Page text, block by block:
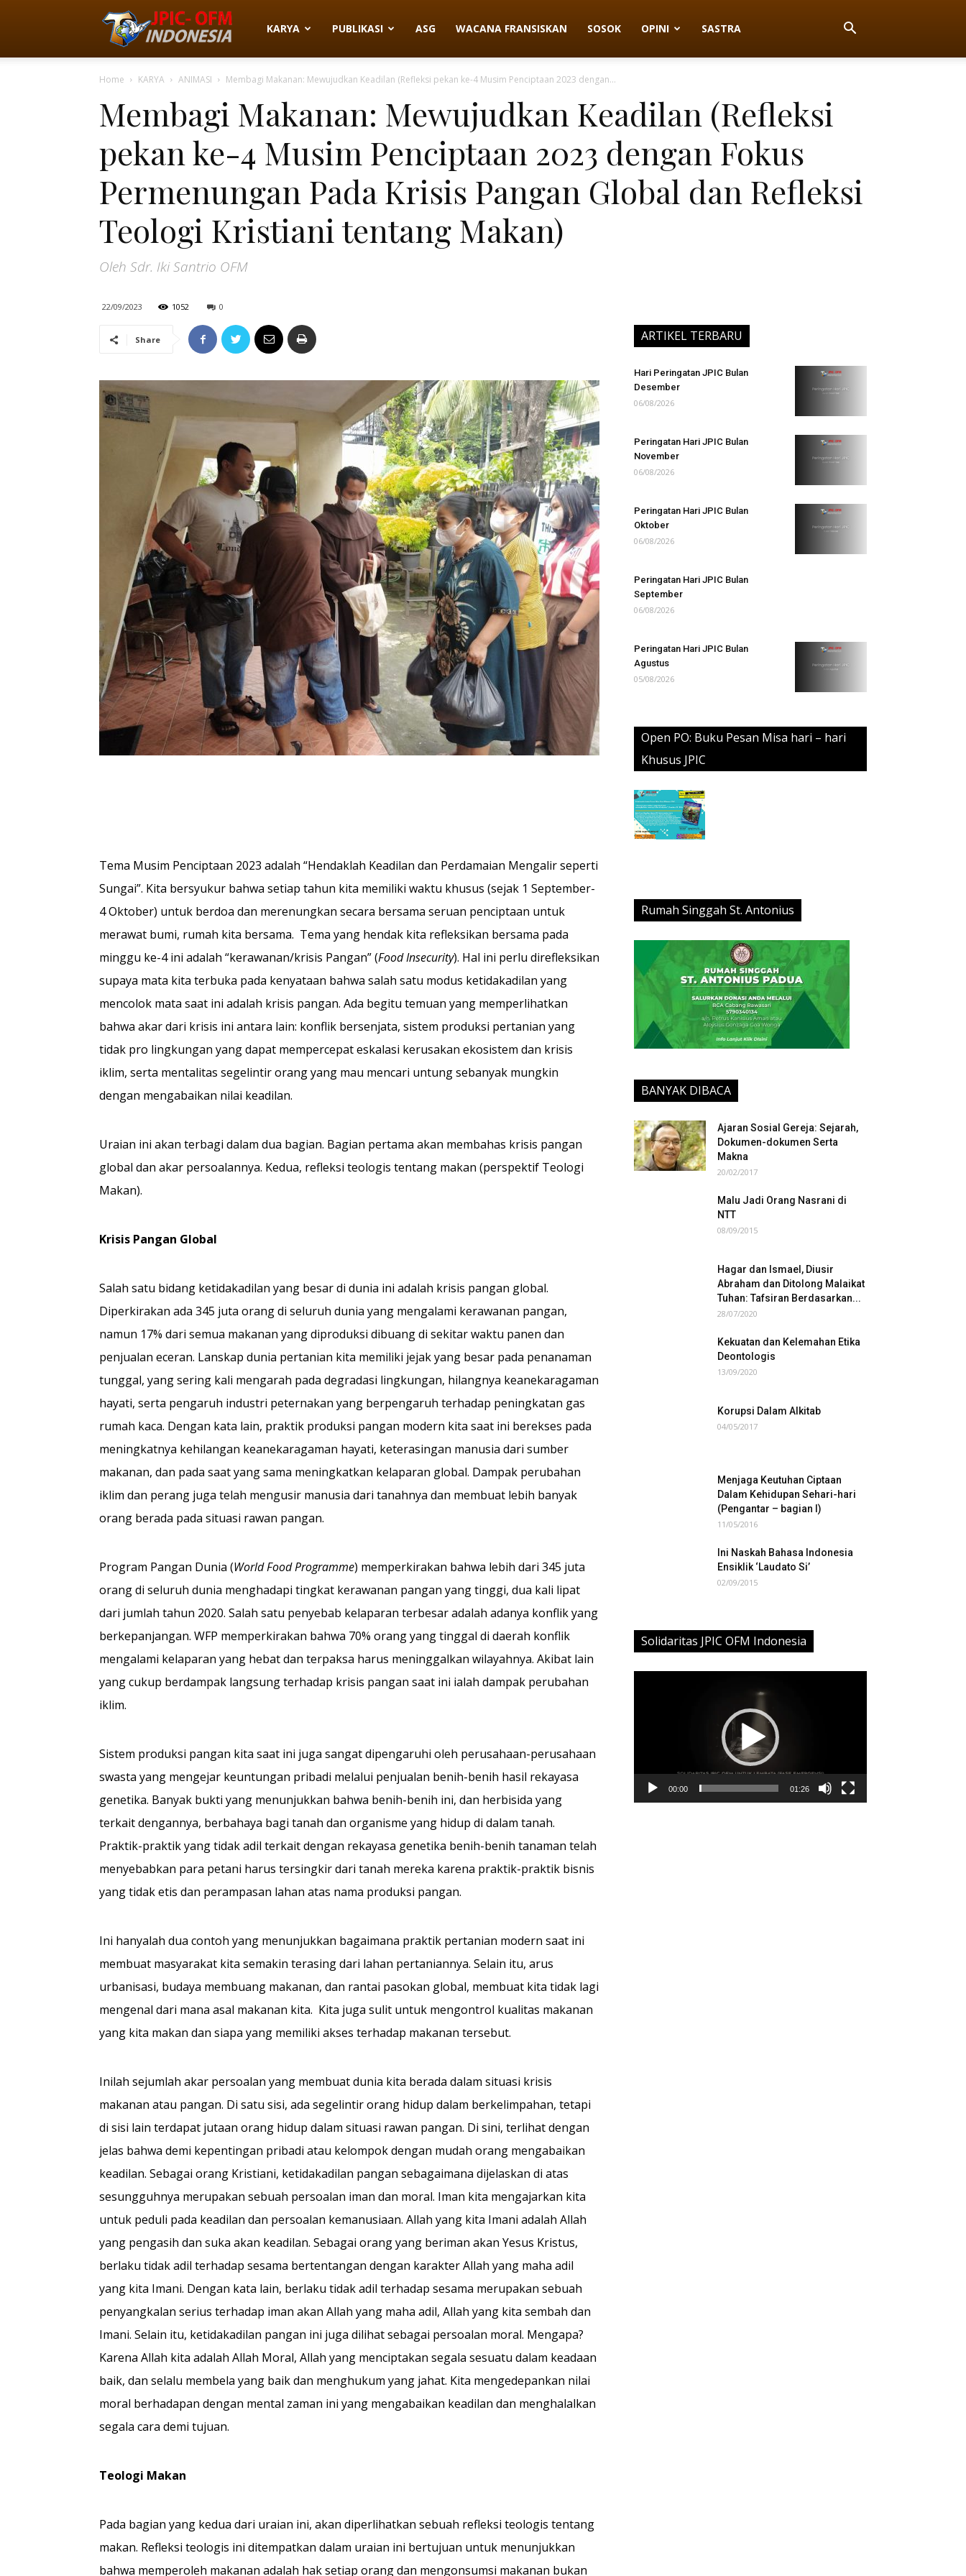
JPIC-
OFM
Indonesia
KARYA PUBLIKASI ASG WACANA FRANSISKAN SOSOK OPINI SASTRA
Home KARYA ANIMASI Membagi Makanan: Mewujudkan Keadilan (Refleksi pekan ke-4 Musim Penciptaan 2023 dengan...
Membagi Makanan: Mewujudkan Keadilan (Refleksi
pekan ke-4 Musim Penciptaan 2023 dengan Fokus
Permenungan Pada Krisis Pangan Global dan Refleksi
Teologi Kristiani tentang Makan)
Oleh Sdr. Iki Santrio OFM
22/09/2023 1052 0
Share
Tema Musim Penciptaan 2023 adalah “Hendaklah Keadilan dan Perdamaian Mengalir seperti
Sungai”. Kita bersyukur bahwa setiap tahun kita memiliki waktu khusus (sejak 1 September-
4 Oktober) untuk berdoa dan merenungkan secara bersama seruan penciptaan untuk
merawat bumi, rumah kita bersama. Tema yang hendak kita refleksikan bersama pada
minggu ke-4 ini adalah “kerawanan/krisis Pangan” (Food Insecurity). Hal ini perlu direfleksikan
supaya mata kita terbuka pada kenyataan bahwa salah satu modus ketidakadilan yang
mencolok mata saat ini adalah krisis pangan. Ada begitu temuan yang memperlihatkan
bahwa akar dari krisis ini antara lain: konflik bersenjata, sistem produksi pertanian yang
tidak pro lingkungan yang dapat mempercepat eskalasi kerusakan ekosistem dan krisis
iklim, serta mentalitas segelintir orang yang mau mencari untung sebanyak mungkin
dengan mengabaikan nilai keadilan.
Uraian ini akan terbagi dalam dua bagian. Bagian pertama akan membahas krisis pangan
global dan akar persoalannya. Kedua, refleksi teologis tentang makan (perspektif Teologi
Makan).
Krisis Pangan Global
Salah satu bidang ketidakadilan yang besar di dunia ini adalah krisis pangan global.
Diperkirakan ada 345 juta orang di seluruh dunia yang mengalami kerawanan pangan,
namun 17% dari semua makanan yang diproduksi dibuang di sekitar waktu panen dan
penjualan eceran. Lanskap dunia pertanian kita memiliki jejak yang besar pada penanaman
tunggal, yang sering kali mengarah pada degradasi lingkungan, hilangnya keanekaragaman
hayati, serta pengaruh industri peternakan yang berpengaruh terhadap peningkatan gas
rumah kaca. Dengan kata lain, praktik produksi pangan modern kita saat ini berekses pada
meningkatnya kehilangan keanekaragaman hayati, keterasingan manusia dari sumber
makanan, dan pada saat yang sama meningkatkan kelaparan global. Dampak perubahan
iklim dan perang juga telah mengusir manusia dari tanahnya dan membuat lebih banyak
orang berada pada situasi rawan pangan.
Program Pangan Dunia (World Food Programme) memperkirakan bahwa lebih dari 345 juta
orang di seluruh dunia menghadapi tingkat kerawanan pangan yang tinggi, dua kali lipat
dari jumlah tahun 2020. Salah satu penyebab kelaparan terbesar adalah adanya konflik yang
berkepanjangan. WFP memperkirakan bahwa 70% orang yang tinggal di daerah konflik
mengalami kelaparan yang hebat dan terpaksa harus meninggalkan wilayahnya. Akibat lain
yang cukup berdampak langsung terhadap krisis pangan saat ini ialah dampak perubahan
iklim.
Sistem produksi pangan kita saat ini juga sangat dipengaruhi oleh perusahaan-perusahaan
swasta yang mengejar keuntungan pribadi melalui penjualan benih-benih hasil rekayasa
genetika. Banyak bukti yang menunjukkan bahwa benih-benih ini, dan herbisida yang
terkait dengannya, berbahaya bagi tanah dan organisme yang hidup di dalam tanah.
Praktik-praktik yang tidak adil terkait dengan rekayasa genetika benih-benih tanaman telah
menyebabkan para petani harus tersingkir dari tanah mereka karena praktik-praktik bisnis
yang tidak etis dan perampasan lahan atas nama produksi pangan.
Ini hanyalah dua contoh yang menunjukkan bagaimana praktik pertanian modern saat ini
membuat masyarakat kita semakin terasing dari lahan pertaniannya. Selain itu, arus
urbanisasi, budaya membuang makanan, dan rantai pasokan global, membuat kita tidak lagi
mengenal dari mana asal makanan kita. Kita juga sulit untuk mengontrol kualitas makanan
yang kita makan dan siapa yang memiliki akses terhadap makanan tersebut.
Inilah sejumlah akar persoalan yang membuat dunia kita berada dalam situasi krisis
makanan atau pangan. Di satu sisi, ada segelintir orang hidup dalam berkelimpahan, tetapi
di sisi lain terdapat jutaan orang hidup dalam situasi rawan pangan. Di sini, terlihat dengan
jelas bahwa demi kepentingan pribadi atau kelompok dengan mudah orang mengabaikan
keadilan. Sebagai orang Kristiani, ketidakadilan pangan sebagaimana dijelaskan di atas
sesungguhnya merupakan sebuah persoalan iman dan moral. Iman kita mengajarkan kita
untuk peduli pada keadilan dan persoalan kemanusiaan. Allah yang kita Imani adalah Allah
yang pengasih dan suka akan keadilan. Sebagai orang yang beriman akan Yesus Kristus,
berlaku tidak adil terhadap sesama bertentangan dengan karakter Allah yang maha adil
yang kita Imani. Dengan kata lain, berlaku tidak adil terhadap sesama merupakan sebuah
penyangkalan serius terhadap iman akan Allah yang maha adil, Allah yang kita sembah dan
Imani. Selain itu, ketidakadilan pangan ini juga dilihat sebagai persoalan moral. Mengapa?
Karena Allah kita adalah Allah Moral, Allah yang menciptakan segala sesuatu dalam keadaan
baik, dan selalu membela yang baik dan menghukum yang jahat. Kita mengedepankan nilai
moral berhadapan dengan mental zaman ini yang mengabaikan keadilan dan menghalalkan
segala cara demi tujuan.
Teologi Makan
Pada bagian yang kedua dari uraian ini, akan diperlihatkan sebuah refleksi teologis tentang
makan. Refleksi teologis ini ditempatkan dalam uraian ini bertujuan untuk menunjukkan
bahwa memperoleh makanan adalah hak setiap orang dan mengonsumsi makanan bukan
ARTIKEL TERBARU
Hari Peringatan JPIC Bulan
Desember
06/08/2026
Peringatan Hari JPIC Bulan
November
06/08/2026
Peringatan Hari JPIC Bulan
Oktober
06/08/2026
Peringatan Hari JPIC Bulan
September
06/08/2026
Peringatan Hari JPIC Bulan
Agustus
05/08/2026
Open PO: Buku Pesan Misa hari – hari
Khusus JPIC
Rumah Singgah St. Antonius
BANYAK DIBACA
Ajaran Sosial Gereja: Sejarah,
Dokumen-dokumen Serta
Makna
20/02/2017
Malu Jadi Orang Nasrani di
NTT
08/09/2015
Hagar dan Ismael, Diusir
Abraham dan Ditolong Malaikat
Tuhan: Tafsiran Berdasarkan...
28/07/2020
Kekuatan dan Kelemahan Etika
Deontologis
13/09/2020
Korupsi Dalam Alkitab
04/05/2017
Menjaga Keutuhan Ciptaan
Dalam Kehidupan Sehari-hari
(Pengantar – bagian I)
11/05/2016
Ini Naskah Bahasa Indonesia
Ensiklik ‘Laudato Si’
02/09/2015
Solidaritas JPIC OFM Indonesia
00:00 01:26